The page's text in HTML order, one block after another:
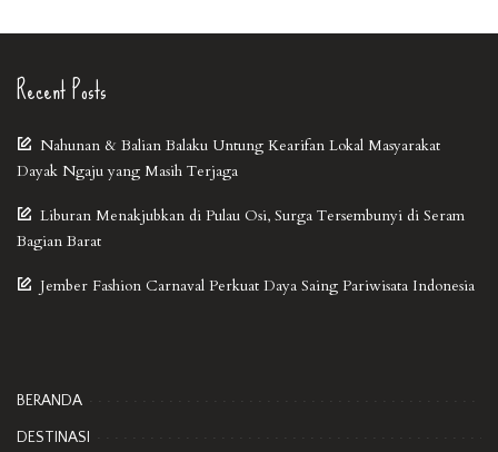
Recent Posts
Nahunan & Balian Balaku Untung Kearifan Lokal Masyarakat
Dayak Ngaju yang Masih Terjaga
Liburan Menakjubkan di Pulau Osi, Surga Tersembunyi di Seram
Bagian Barat
Jember Fashion Carnaval Perkuat Daya Saing Pariwisata Indonesia
BERANDA
DESTINASI